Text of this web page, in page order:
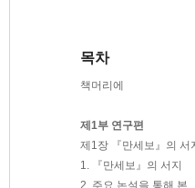
목차
책머리에
제1부 연구편
제1장 『만세보』의
1. 『만세보』의 서지
2. 주요 논설을 통해 본